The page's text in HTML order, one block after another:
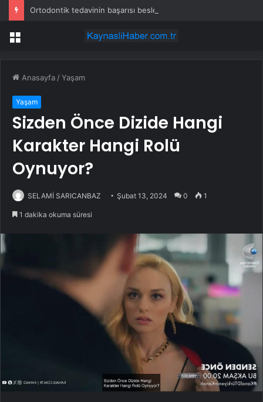
Ortodontik tedavinin başarısı beslenmeyle başlar!
Menü
Anasayfa /Yaşam
Yaşam
Sizden Önce Dizide Hangi
Karakter Hangi Rolü
Oynuyor?
SELAMİ SARICANBAZ Şubat 13, 2024 0 1
1 dakika okuma süresi